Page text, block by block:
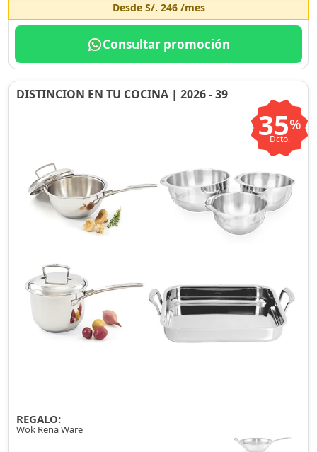
Desde S/. 246/mes
Consultar promoción
DISTINCION EN TU COCINA | 2026 - 39
35%
Dcto.
REGALO:
Wok Rena Ware